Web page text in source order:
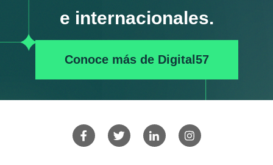
e internacionales.
Conoce más de Digital57